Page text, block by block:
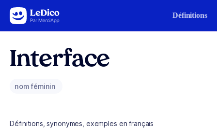
Aller au contenu Définitions
Interface
nom féminin
Définitions, synonymes, exemples en français